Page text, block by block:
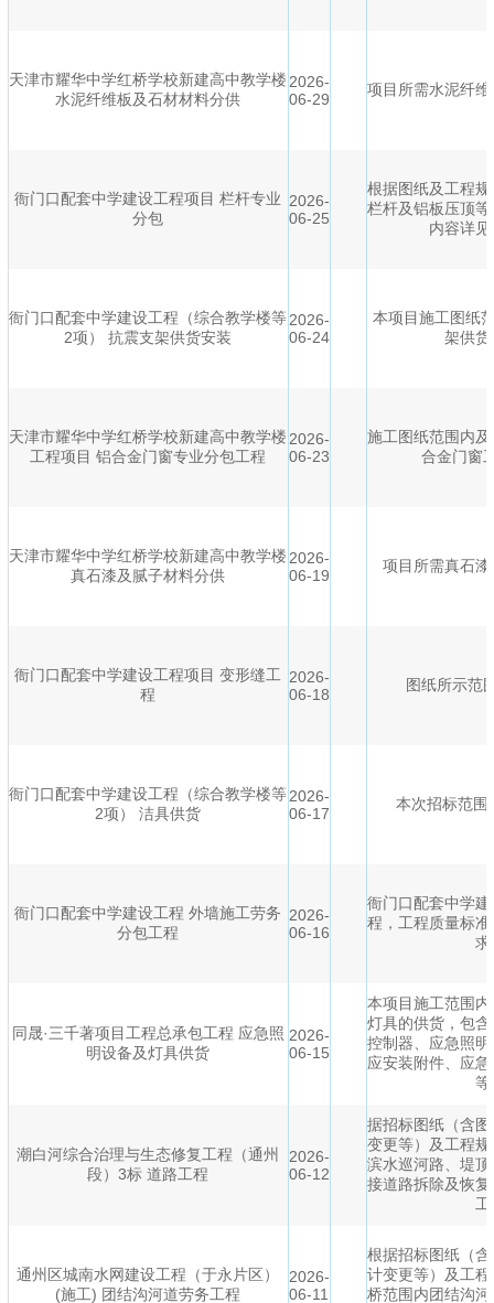
天津市耀华中学红桥学校新建高中教学楼
水泥纤维板及石材材料分供
2026-
06-29
项目所需水泥纤
衙门口配套中学建设工程项目 栏杆专业
分包
2026-
06-25
根据图纸及工程
栏杆及铝板压顶
内容详
衙门口配套中学建设工程（综合教学楼等
2项） 抗震支架供货安装
2026-
06-24
本项目施工图纸
架供
天津市耀华中学红桥学校新建高中教学楼
工程项目 铝合金门窗专业分包工程
2026-
06-23
施工图纸范围内
合金门窗
天津市耀华中学红桥学校新建高中教学楼
真石漆及腻子材料分供
2026-
06-19
项目所需真石
衙门口配套中学建设工程项目 变形缝工
程
2026-
06-18
图纸所示范
衙门口配套中学建设工程（综合教学楼等
2项） 洁具供货
2026-
06-17
本次招标范围
衙门口配套中学建设工程 外墙施工劳务
分包工程
2026-
06-16
衙门口配套中学
程，工程质量标
求
同晟·三千著项目工程总承包工程 应急照
明设备及灯具供货
2026-
06-15
本项目施工范围
灯具的供货，包
控制器、应急照
应安装附件、应
等
潮白河综合治理与生态修复工程（通州
段）3标 道路工程
2026-
06-12
据招标图纸（含
变更等）及工程
滨水巡河路、堤
接道路拆除及恢
工
通州区城南水网建设工程（于永片区）
(施工) 团结沟河道劳务工程
2026-
06-11
根据招标图纸（
计变更等）及工
桥范围内团结沟